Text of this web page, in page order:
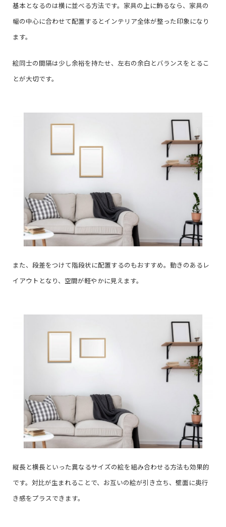
基本となるのは横に並べる方法です。家具の上に飾るなら、家具の
幅の中心に合わせて配置するとインテリア全体が整った印象になり
ます。
絵同士の間隔は少し余裕を持たせ、左右の余白とバランスをとるこ
とが大切です。
また、段差をつけて階段状に配置するのもおすすめ。動きのあるレ
イアウトとなり、空間が軽やかに見えます。
縦長と横長といった異なるサイズの絵を組み合わせる方法も効果的
です。対比が生まれることで、お互いの絵が引き立ち、壁面に奥行
き感をプラスできます。